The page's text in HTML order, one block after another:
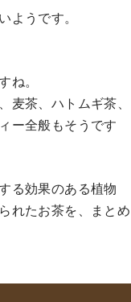
ようです。
ね。
麦茶、ハトムギ茶、
ー全般もそうです
る効果のある植物
れたお茶を、まとめ